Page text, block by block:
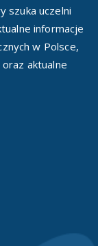
szuka uczelni
informacje
w Polsce,
aktualne